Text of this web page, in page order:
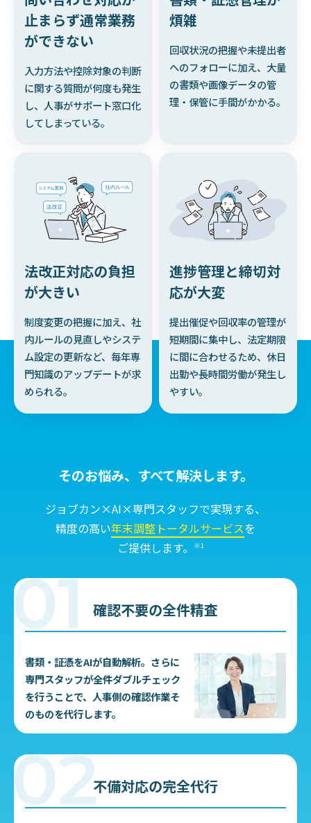
止まらず通常業務
ができない
入力方法や控除対象の判断
に関する質問が何度も発生
し、人事がサポート窓口化
してしまっている。
煩雑
回収状況の把握や未提出者
へのフォローに加え、大量
の書類や画像データの管
理・保管に手間がかかる。
法改正対応の負担
が大きい
制度変更の把握に加え、社
内ルールの見直しやシステ
ム設定の更新など、毎年専
門知識のアップデートが求
められる。
進捗管理と締切対
応が大変
提出催促や回収率の管理が
短期間に集中し、法定期限
に間に合わせるため、休日
出勤や長時間労働が発生し
やすい。
そのお悩み、すべて解決します。
ジョブカン×AI×専門スタッフで実現する、
精度の高い年末調整トータルサービスを
ご提供します。
※1
確認不要の全件精査
書類・証憑をAIが自動解析。さらに
専門スタッフが全件ダブルチェック
を行うことで、人事側の確認作業そ
のものを代行します。
不備対応の完全代行